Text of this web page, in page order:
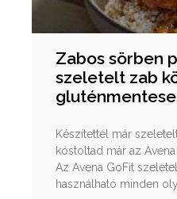
Zabos sörben
szeletelt zab
Készítettél már
kóstoltad már az
Az Avena GoFit
használható minden